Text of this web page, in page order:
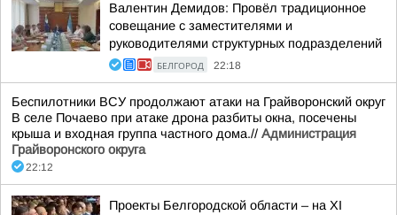
Валентин Демидов: Провёл традиционное
совещание с заместителями и
руководителями структурных подразделений
БЕЛГОРОД 22:18
Беспилотники ВСУ продолжают атаки на Грайворонский округ
В селе Почаево при атаке дрона разбиты окна, посечены
крыша и входная группа частного дома.// Администрация
Грайворонского округа
22:12
Проекты Белгородской области – на XI